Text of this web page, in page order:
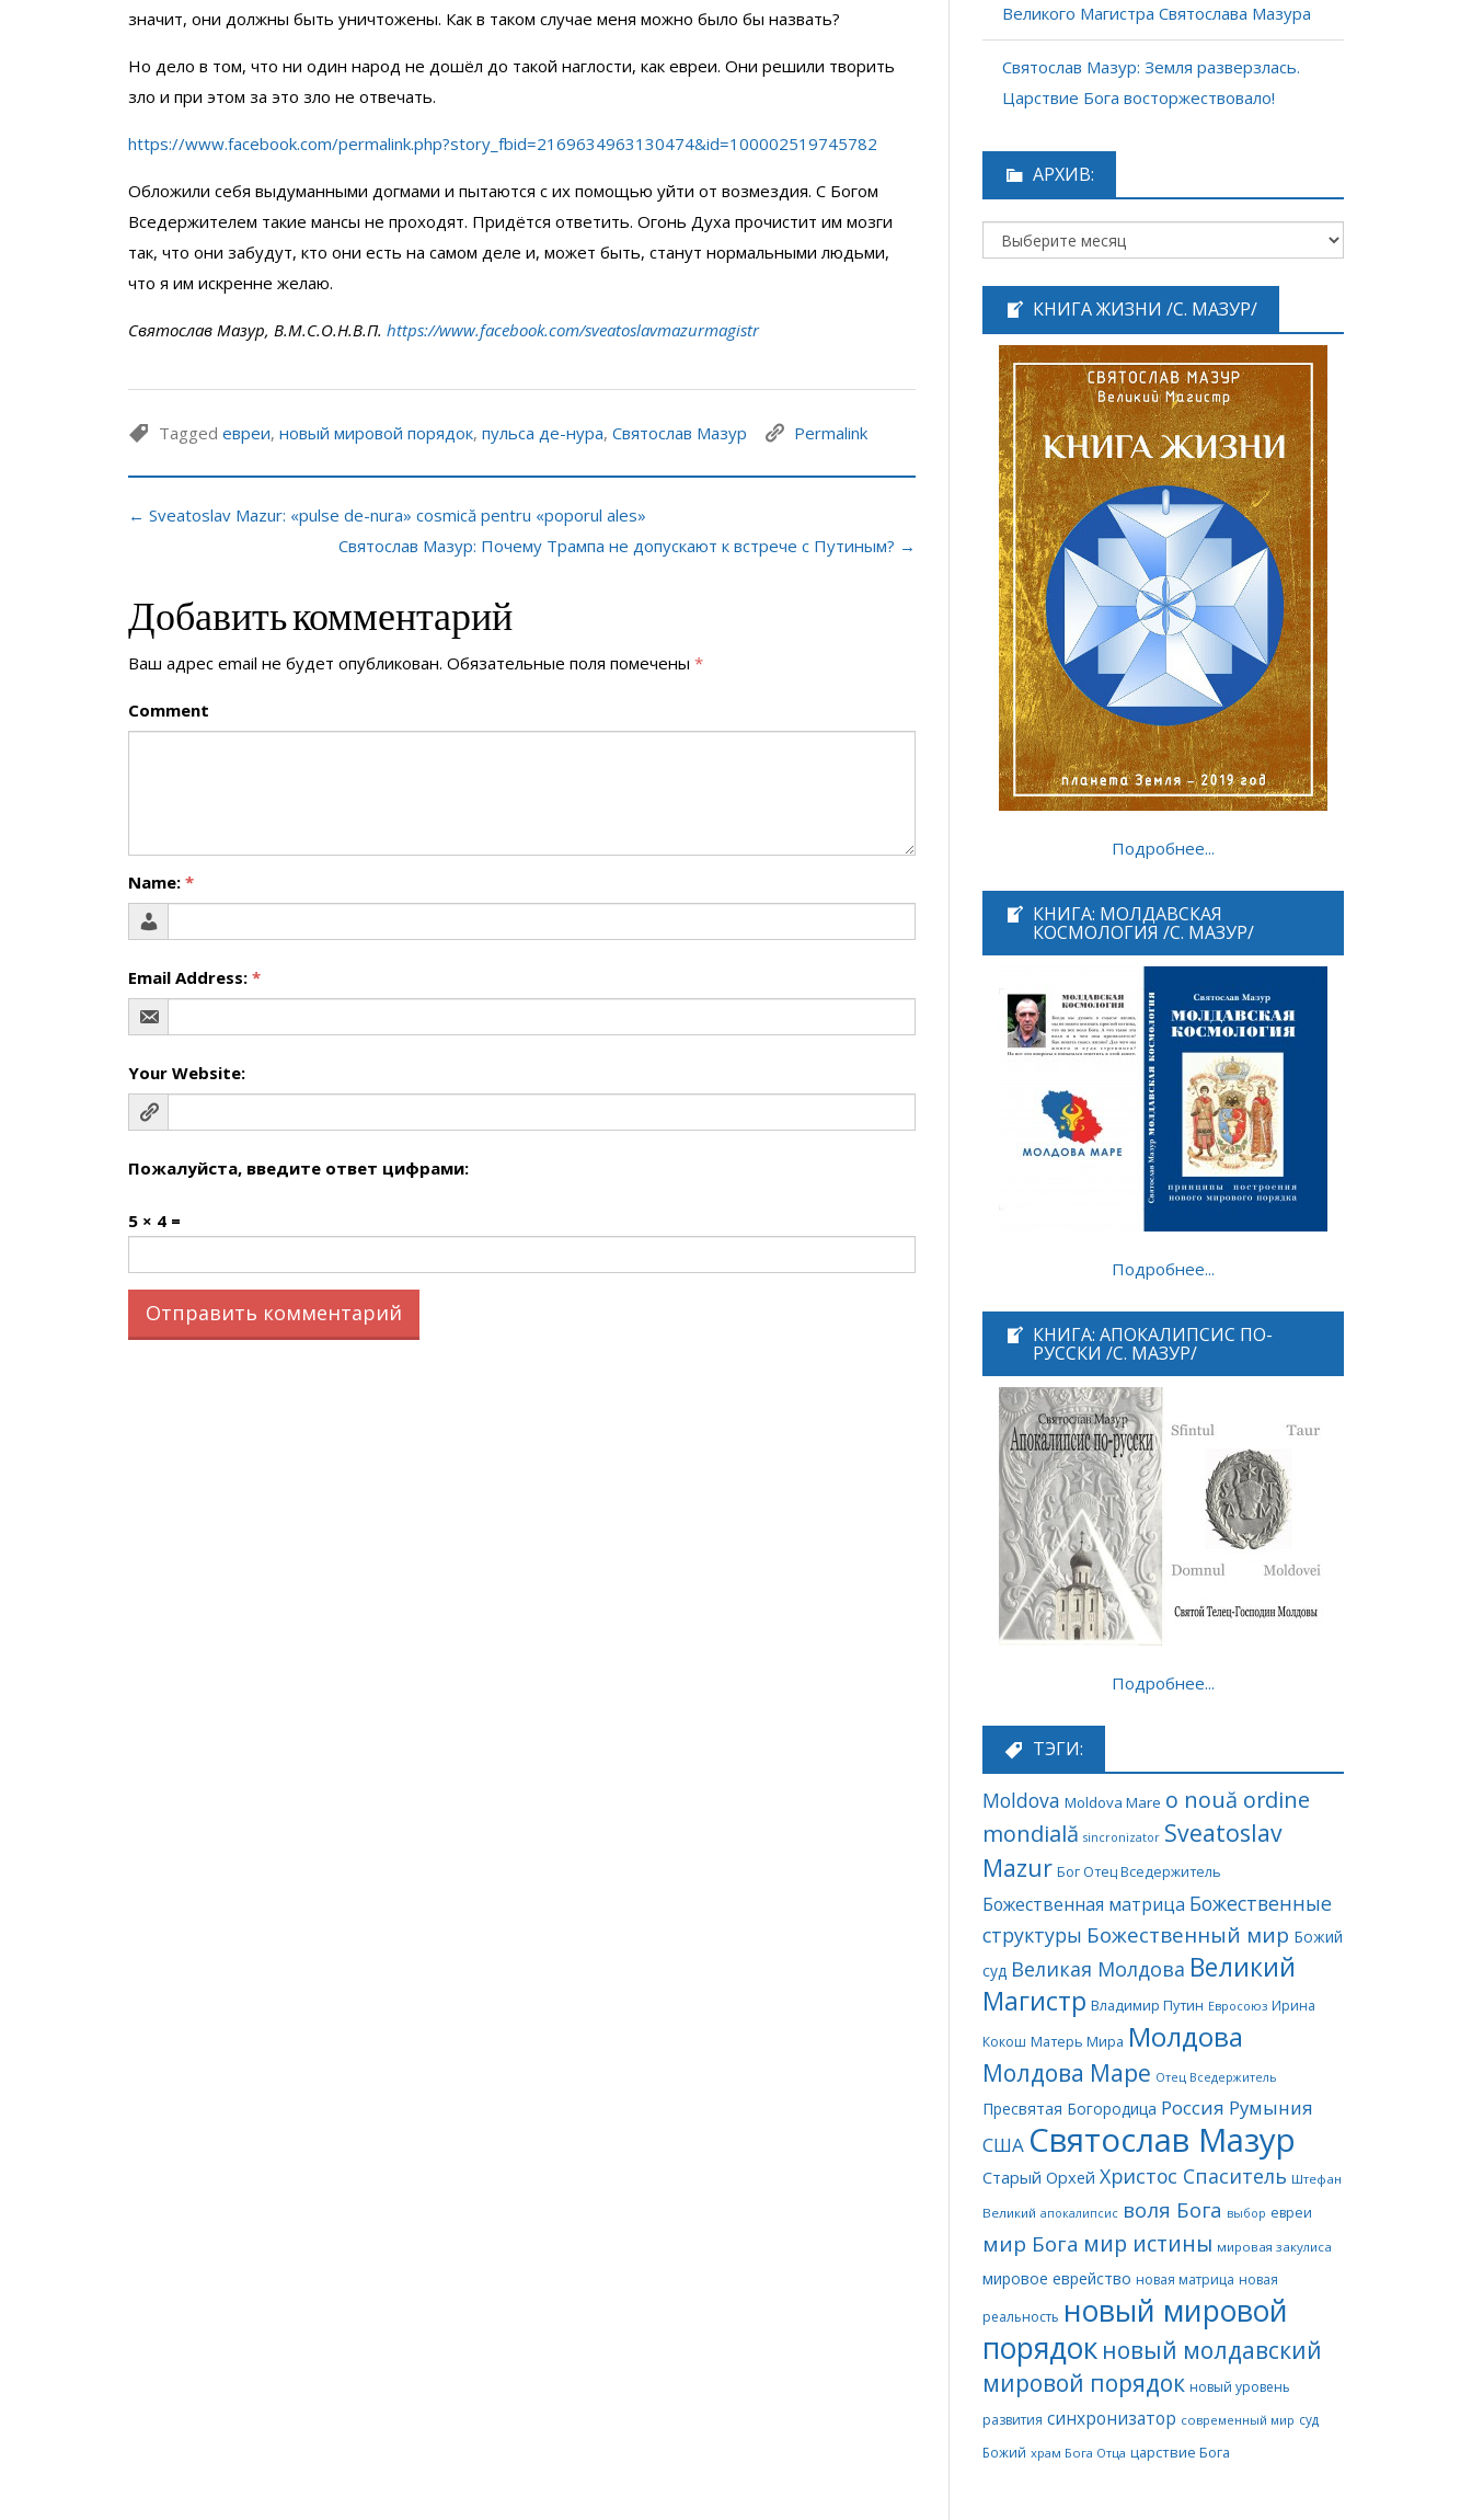
значит, они должны быть уничтожены. Как в таком случае меня можно было бы назвать?
Но дело в том, что ни один народ не дошёл до такой наглости, как евреи. Они решили творить
зло и при этом за это зло не отвечать.
https://www.facebook.com/permalink.php?story_fbid=2169634963130474&id=100002519745782
Обложили себя выдуманными догмами и пытаются с их помощью уйти от возмездия. С Богом
Вседержителем такие мансы не проходят. Придётся ответить. Огонь Духа прочистит им мозги
так, что они забудут, кто они есть на самом деле и, может быть, станут нормальными людьми,
что я им искренне желаю.
Святослав Мазур, В.М.С.О.Н.В.П. https://www.facebook.com/sveatoslavmazurmagistr
Tagged евреи, новый мировой порядок, пульса де-нура, Святослав Мазур Permalink
← Sveatoslav Mazur: «pulse de-nura» cosmică pentru «poporul ales»
Святослав Мазур: Почему Трампа не допускают к встрече с Путиным? →
Добавить комментарий
Ваш адрес email не будет опубликован. Обязательные поля помечены *
Comment
Name: *
Email Address: *
Your Website:
Пожалуйста, введите ответ цифрами:
5 × 4 =
Великого Магистра Святослава Мазура
Святослав Мазур: Земля разверзлась.
Царствие Бога восторжествовало!
АРХИВ:
КНИГА ЖИЗНИ /С. МАЗУР/
Подробнее...
КНИГА: МОЛДАВСКАЯ
КОСМОЛОГИЯ /С. МАЗУР/
Подробнее...
КНИГА: АПОКАЛИПСИС ПО-
РУССКИ /С. МАЗУР/
Подробнее...
ТЭГИ:
Moldova Moldova Mare o nouă ordine
mondială sincronizator Sveatoslav
Mazur Бог Отец Вседержитель
Божественная матрица Божественные
структуры Божественный мир Божий
суд Великая Молдова Великий
Магистр Владимир Путин Евросоюз Ирина
Кокош Матерь Мира Молдова
Молдова Маре Отец Вседержитель
Пресвятая Богородица Россия Румыния
США Святослав Мазур
Старый Орхей Христос Спаситель Штефан
Великий апокалипсис воля Бога выбор евреи
мир Бога мир истины мировая закулиса
мировое еврейство новая матрица новая
реальность новый мировой
порядок новый молдавский
мировой порядок новый уровень
развития синхронизатор современный мир суд
Божий храм Бога Отца царствие Бога